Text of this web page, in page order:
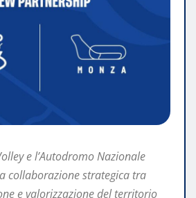
e l’Autodromo Nazionale
collaborazione strategica tra
e valorizzazione del territorio